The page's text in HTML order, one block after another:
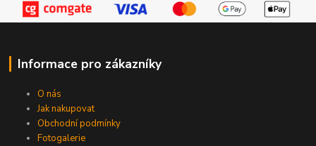
Informace pro zákazníky
O nás
Jak nakupovat
Obchodní podmínky
Fotogalerie